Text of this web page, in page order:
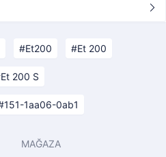
Et200 Et 200
Et 200 S
151-1aa06-0ab1
MAĞAZA